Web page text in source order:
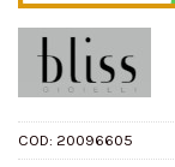
COD: 20096605